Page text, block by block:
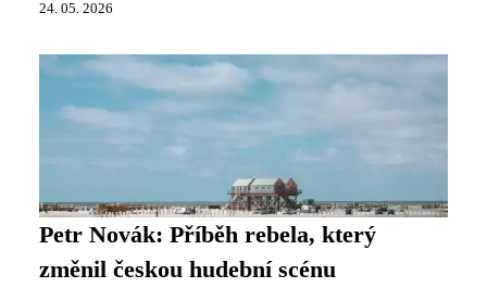
24. 05. 2026
Petr Novák: Příběh rebela, který
změnil českou hudební scénu